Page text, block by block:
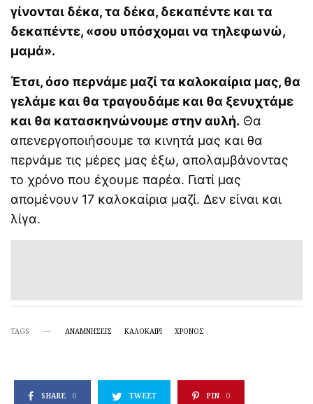
γίνονται δέκα, τα δέκα, δεκαπέντε και τα
δεκαπέντε, «σου υπόσχομαι να τηλεφωνώ,
μαμά».
Έτσι, όσο περνάμε μαζί τα καλοκαίρια μας, θα
γελάμε και θα τραγουδάμε και θα ξενυχτάμε
και θα κατασκηνώνουμε στην αυλή. Θα
απενεργοποιήσουμε τα κινητά μας και θα
περνάμε τις μέρες μας έξω, απολαμβάνοντας
το χρόνο που έχουμε παρέα. Γιατί μας
απομένουν 17 καλοκαίρια μαζί. Δεν είναι και
λίγα.
TAGS ΑΝΑΜΝΗΣΕΙΣ ΚΑΛΟΚΑΙΡΙ ΧΡΟΝΟΣ
SHARE 0 TWEET PIN 0